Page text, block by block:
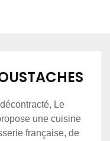
Le
une cuisine
française, de